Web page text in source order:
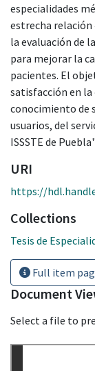
especialidades
estrecha
la evaluación de
para mejorar la
pacientes. El
satisfacción en la
conocimiento de
usuarios, del
ISSSTE de
URI
https://
Collections
Tesis de
Full item
Document
Select a file to